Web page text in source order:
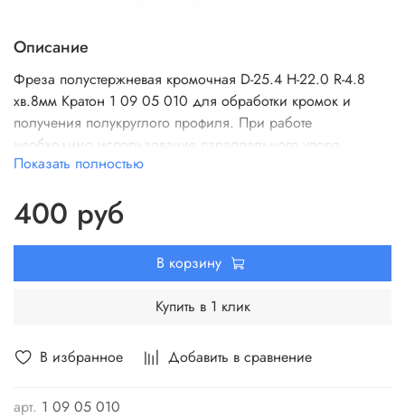
В избранное Добавить в сравнение
арт. 1 09 05 010
Описание
Фреза полустержневая кромочная D-25.4 H-22.0 R-4.8
хв.8мм Кратон 1 09 05 010 для обработки кромок и
получения полукруглого профиля. При работе
необходимо использование параллельного упора.
Показать полностью
400 руб
В корзину
Купить в 1 клик